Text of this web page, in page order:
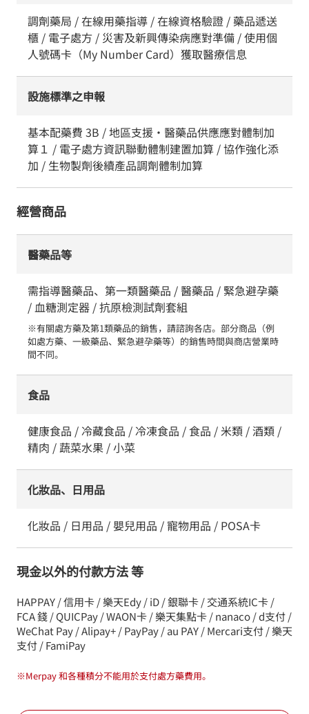
調劑藥局 / 在線用藥指導 / 在線資格驗證 / 藥品遞送
櫃 / 電子處方 / 災害及新興傳染病應對準備 / 使用個
人號碼卡（My Number Card）獲取醫療信息
設施標準之申報
基本配藥費 3B / 地區支援・醫藥品供應應對體制加
算１ / 電子處方資訊聯動體制建置加算 / 協作強化添
加 / 生物製劑後續產品調劑體制加算
經營商品
醫藥品等
需指導醫藥品、第一類醫藥品 / 醫藥品 / 緊急避孕藥
/ 血糖測定器 / 抗原檢測試劑套組
※有關處方藥及第1類藥品的銷售，請諮詢各店。部分商品（例
如處方藥、一級藥品、緊急避孕藥等）的銷售時間與商店營業時
間不同。
食品
健康食品 / 冷藏食品 / 冷凍食品 / 食品 / 米類 / 酒類 /
精肉 / 蔬菜水果 / 小菜
化妝品、日用品
化妝品 / 日用品 / 嬰兒用品 / 寵物用品 / POSA卡
現金以外的付款方法 等
HAPPAY / 信用卡 / 樂天Edy / iD / 銀聯卡 / 交通系統IC卡 /
FCA 錢 / QUICPay / WAON卡 / 樂天集點卡 / nanaco / d支付 /
WeChat Pay / Alipay+ / PayPay / au PAY / Mercari支付 / 樂天
支付 / FamiPay
※Merpay 和各種積分不能用於支付處方藥費用。